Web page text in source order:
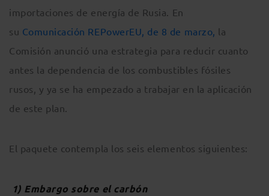
importaciones de energía de Rusia. En
su Comunicación REPowerEU, de 8 de marzo, la
Comisión anunció una estrategia para reducir cuanto
antes la dependencia de los combustibles fósiles
rusos, y ya se ha empezado a trabajar en la aplicación
de este plan.
El paquete contempla los seis elementos siguientes:
1) Embargo sobre el carbón